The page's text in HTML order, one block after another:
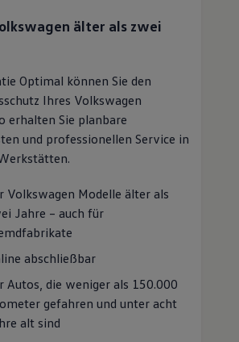
älter als zwei
Optimal können Sie den
Ihres Volkswagen
erhalten Sie planbare
und professionellen Service in
Volkswagen Modelle älter als
Jahre – auch für
abschließbar
Autos, die weniger als 150.000
gefahren und unter acht
alt sind